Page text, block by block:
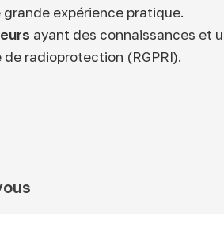
grande expérience pratique.
ayant des connaissances et
de radioprotection (RGPRI).